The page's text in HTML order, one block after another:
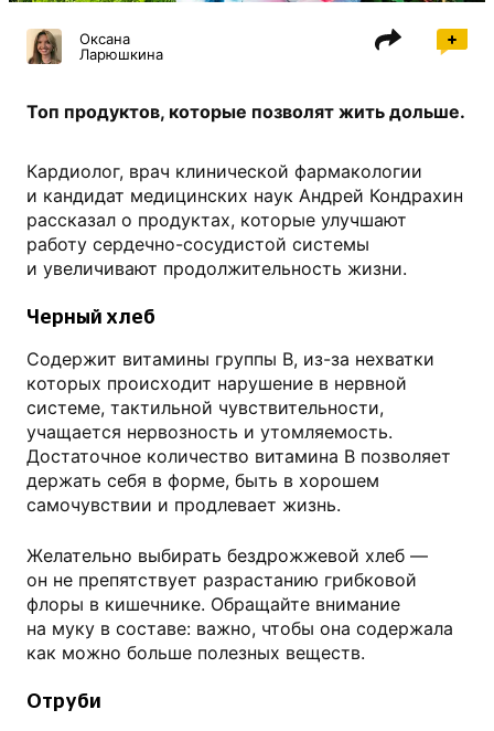
Оксана
Ларюшкина
Топ продуктов, которые позволят жить дольше.
Кардиолог, врач клинической фармакологии
и кандидат медицинских наук Андрей Кондрахин
рассказал о продуктах, которые улучшают
работу сердечно-сосудистой системы
и увеличивают продолжительность жизни.
Черный хлеб
Содержит витамины группы В, из-за нехватки
которых происходит нарушение в нервной
системе, тактильной чувствительности,
учащается нервозность и утомляемость.
Достаточное количество витамина В позволяет
держать себя в форме, быть в хорошем
самочувствии и продлевает жизнь.
Желательно выбирать бездрожжевой хлеб —
он не препятствует разрастанию грибковой
флоры в кишечнике. Обращайте внимание
на муку в составе: важно, чтобы она содержала
как можно больше полезных веществ.
Отруби